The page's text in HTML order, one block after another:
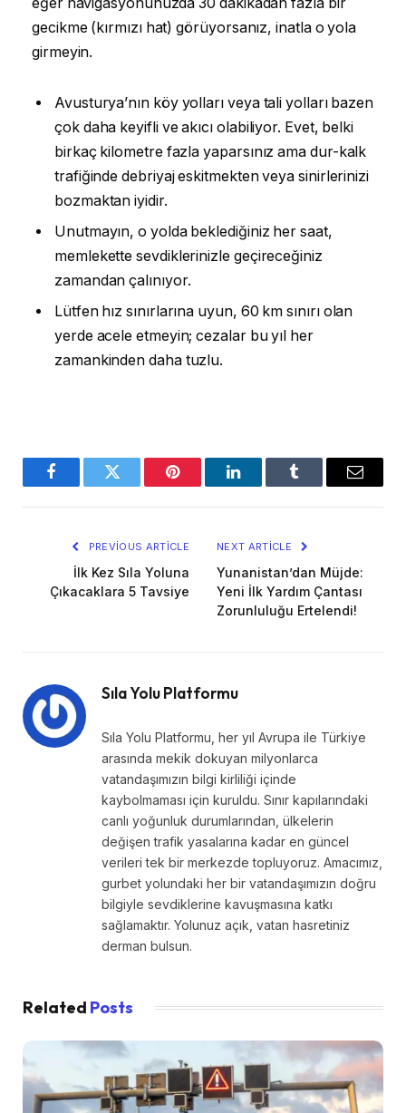
eğer navigasyonunuzda 30 dakikadan fazla bir
gecikme (kırmızı hat) görüyorsanız, inatla o yola
girmeyin.
Avusturya’nın köy yolları veya tali yolları bazen
çok daha keyifli ve akıcı olabiliyor. Evet, belki
birkaç kilometre fazla yaparsınız ama dur-kalk
trafiğinde debriyaj eskitmekten veya sinirlerinizi
bozmaktan iyidir.
Unutmayın, o yolda beklediğiniz her saat,
memlekette sevdiklerinizle geçireceğiniz
zamandan çalınıyor.
Lütfen hız sınırlarına uyun, 60 km sınırı olan
yerde acele etmeyin; cezalar bu yıl her
zamankinden daha tuzlu.
FacebookTwitter Pinterest LinkedInTumblr Email
PREVIOUS ARTICLE
İlk Kez Sıla Yoluna
Çıkacaklara 5 Tavsiye
NEXT ARTICLE
Yunanistan’dan Müjde:
Yeni İlk Yardım Çantası
Zorunluluğu Ertelendi!
Sıla Yolu Platformu
Sıla Yolu Platformu, her yıl Avrupa ile Türkiye
arasında mekik dokuyan milyonlarca
vatandaşımızın bilgi kirliliği içinde
kaybolmaması için kuruldu. Sınır kapılarındaki
canlı yoğunluk durumlarından, ülkelerin
değişen trafik yasalarına kadar en güncel
verileri tek bir merkezde topluyoruz. Amacımız,
gurbet yolundaki her bir vatandaşımızın doğru
bilgiyle sevdiklerine kavuşmasına katkı
sağlamaktır. Yolunuz açık, vatan hasretiniz
derman bulsun.
Related Posts